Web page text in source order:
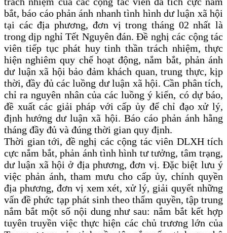
bắt, báo cáo phản ánh nhanh tình hình dư luận xã hội
tại các địa phương, đơn vị trong tháng 02 nhất là
trong dịp nghỉ Tết Nguyên đán. Đề nghị các cộng tác
viên tiếp tục phát huy tinh thần trách nhiệm, thực
hiện nghiêm quy chế hoạt động, nắm bắt, phản ánh
dư luận xã hội bảo đảm khách quan, trung thực, kịp
thời, đầy đủ các luồng dư luận xã hội. Cần phân tích,
chỉ ra nguyên nhân của các luồng ý kiến, có dự báo,
đề xuất các giải pháp với cấp ủy để chỉ đạo xử lý,
định hướng dư luận xã hội. Báo cáo phản ánh hằng
tháng đầy đủ và đúng thời gian quy định.
Thời gian tới, đề nghị các cộng tác viên DLXH tích
cực nắm bắt, phản ánh tình hình tư tưởng, tâm trạng,
dư luận xã hội ở địa phương, đơn vị. Đặc biệt lưu ý
việc phản ánh, tham mưu cho cấp ủy, chính quyền
địa phương, đơn vị xem xét, xử lý, giải quyết những
vấn đề phức tạp phát sinh theo thẩm quyền, tập trung
nắm bắt một số nội dung như sau: nắm bắt kết hợp
tuyên truyền việc thực hiện các chủ trương lớn của